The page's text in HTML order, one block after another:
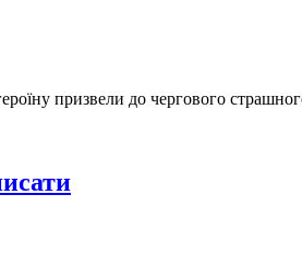
призвели до чергового